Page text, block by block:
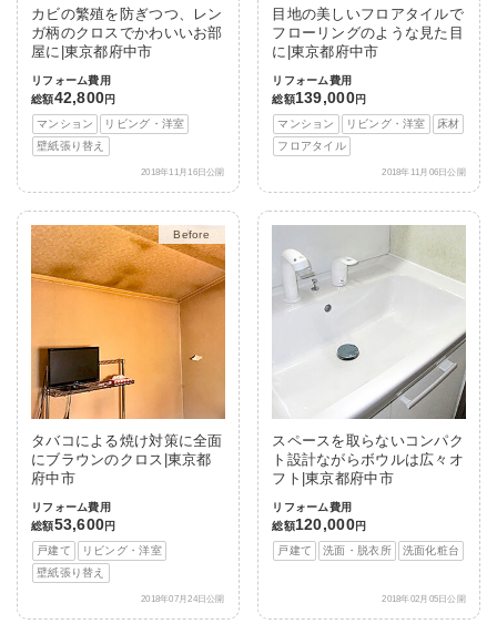
カビの繁殖を防ぎつつ、レン
ガ柄のクロスでかわいいお部
屋に|東京都府中市
リフォーム費用
総額42,800円
マンション
リビング・洋室
壁紙張り替え
2018年11月16日公開
目地の美しいフロアタイルで
フローリングのような見た目
に|東京都府中市
リフォーム費用
総額139,000円
マンション
リビング・洋室
床材
フロアタイル
2018年11月06日公開
After
タバコによる焼け対策に全面
にブラウンのクロス|東京都
府中市
リフォーム費用
総額53,600円
戸建て
リビング・洋室
壁紙張り替え
2018年07月24日公開
スペースを取らないコンパク
ト設計ながらボウルは広々オ
フト|東京都府中市
リフォーム費用
総額120,000円
戸建て
洗面・脱衣所 洗面化粧台
2018年02月05日公開